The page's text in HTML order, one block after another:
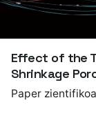
Effect of the
Shrinkage
Paper zientifikoa